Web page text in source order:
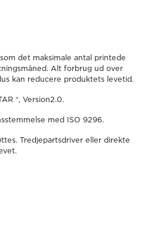
det maksimale antal printede
Alt forbrug ud over
kan reducere produktets levetid.
®, Version2.0.
med ISO 9296.
Tredjepartsdriver eller direkte